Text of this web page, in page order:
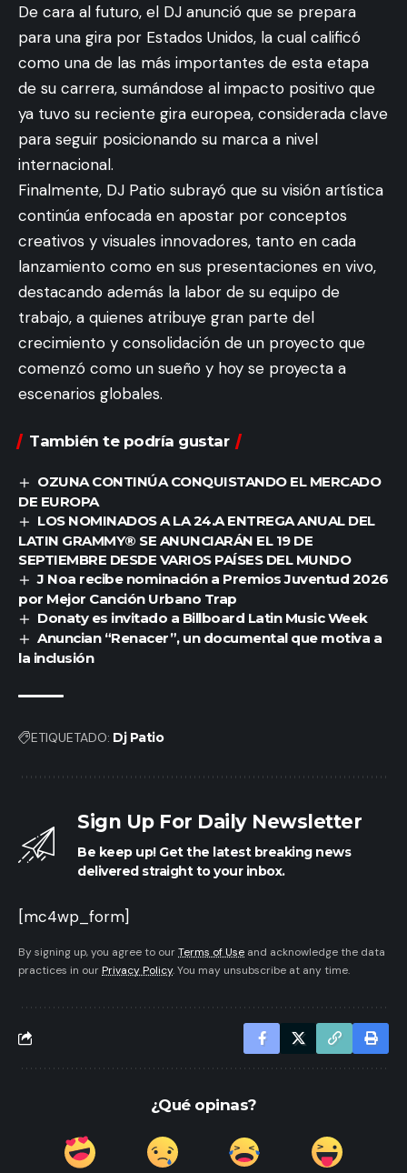
De cara al futuro, el DJ anunció que se prepara
para una gira por Estados Unidos, la cual calificó
como una de las más importantes de esta etapa
de su carrera, sumándose al impacto positivo que
ya tuvo su reciente gira europea, considerada clave
para seguir posicionando su marca a nivel
internacional.
Finalmente, DJ Patio subrayó que su visión artística
continúa enfocada en apostar por conceptos
creativos y visuales innovadores, tanto en cada
lanzamiento como en sus presentaciones en vivo,
destacando además la labor de su equipo de
trabajo, a quienes atribuye gran parte del
crecimiento y consolidación de un proyecto que
comenzó como un sueño y hoy se proyecta a
escenarios globales.
También te podría gustar
OZUNA CONTINÚA CONQUISTANDO EL MERCADO
DE EUROPA
LOS NOMINADOS A LA 24.A ENTREGA ANUAL DEL
LATIN GRAMMY® SE ANUNCIARÁN EL 19 DE
SEPTIEMBRE DESDE VARIOS PAÍSES DEL MUNDO
J Noa recibe nominación a Premios Juventud 2026
por Mejor Canción Urbano Trap
Donaty es invitado a Billboard Latin Music Week
Anuncian “Renacer”, un documental que motiva a
la inclusión
ETIQUETADO: Dj Patio
Sign Up For Daily Newsletter
Be keep up! Get the latest breaking news
delivered straight to your inbox.
[mc4wp_form]
By signing up, you agree to ourTerms of Use and acknowledge the data
practices in our Privacy Policy. You may unsubscribe at any time.
¿Qué opinas?